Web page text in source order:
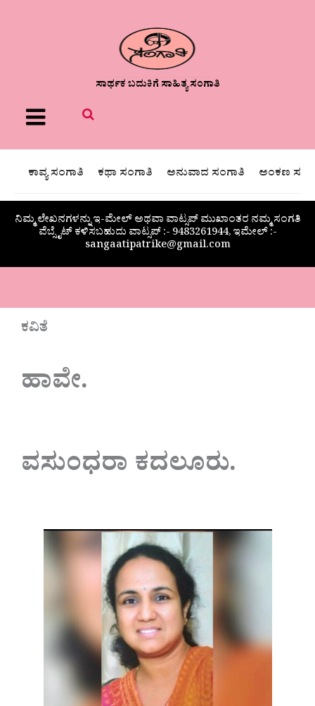
ಸಾರ್ಥಕ ಬದುಕಿಗೆ ಸಾಹಿತ್ಯ ಸಂಗಾತಿ
Menu
ಕಾವ್ಯ ಸಂಗಾತಿ ಕಥಾ ಸಂಗಾತಿ ಅನುವಾದ ಸಂಗಾತಿ ಅಂಕಣ
ನಿಮ್ಮ ಲೇಖನಗಳನ್ನು ಇ-ಮೇಲ್ ಅಥವಾ ವಾಟ್ಸಪ್ ಮುಖಾಂತರ ನಮ್ಮ ಸಂಗತಿ
ವೆಬ್ಸೈಟ್ ಕಳಿಸಬಹುದು ವಾಟ್ಸಪ್‌ :- 9483261944, ಇಮೇಲ್ :-
sangaatipatrike@gmail.com
ಕವಿತೆ
ಹಾವೇ.
ವಸುಂಧರಾ ಕದಲೂರು.